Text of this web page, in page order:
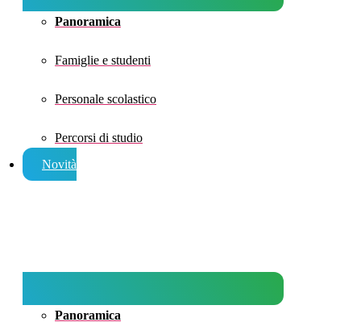
Panoramica
Famiglie e studenti
Personale scolastico
Percorsi di studio
Novità
Panoramica